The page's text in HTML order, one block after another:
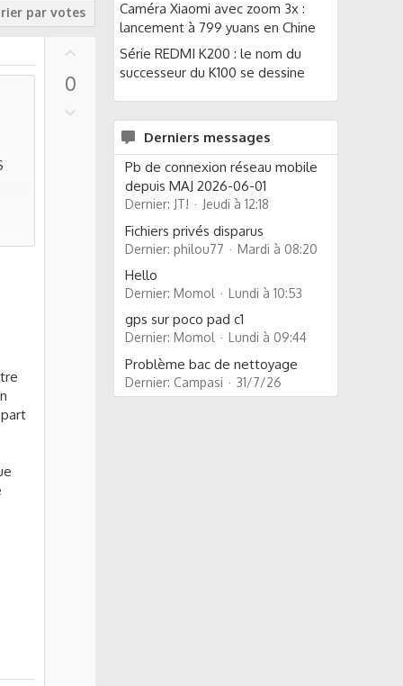
par votes
0
Caméra Xiaomi avec zoom 3x :
lancement à 799 yuans en Chine
Série REDMI K200 : le nom du
successeur du K100 se dessine
Derniers messages
Pb de connexion réseau mobile
depuis MAJ 2026-06-01
Dernier: JT! Jeudi à 12:18
Fichiers privés disparus
Dernier: philou77 Mardi à 08:20
Hello
Dernier: Momol Lundi à 10:53
gps sur poco pad c1
Dernier: Momol Lundi à 09:44
Problème bac de nettoyage
Dernier: Campasi 31/7/26